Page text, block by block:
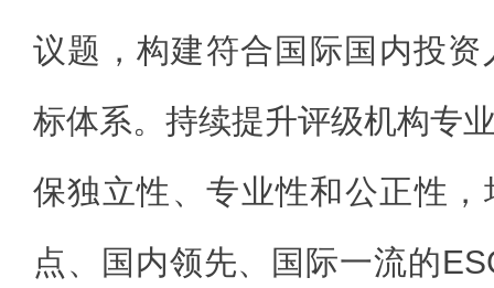
议题，构建符合国际国内投
标体系。持续提升评级机构专
保独立性、专业性和公正性
点、国内领先、国际一流的